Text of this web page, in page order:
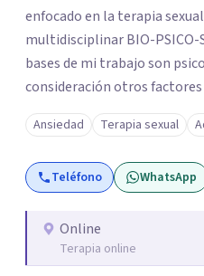
enfocado en la terapia
multidisciplinar BIO-PSICO-
bases de mi trabajo son
consideración otros factores
funcionar al tener una
excluyendo de antemano
influir. Mi intención es ayudar para conseguir una mejora
global de tu sexualidad,
personal concreta. En especial mi ámbito de trabajo es la
disfunción eréctil, la
Ansiedad Terapia sexual
Teléfono WhatsApp
Online
Terapia online